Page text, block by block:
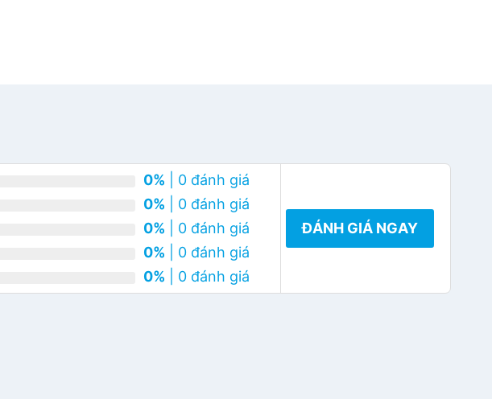
0% | 0 đánh giá
0% | 0 đánh giá
0% | 0 đánh giá
0% | 0 đánh giá
0% | 0 đánh giá
ĐÁNH GIÁ NGAY